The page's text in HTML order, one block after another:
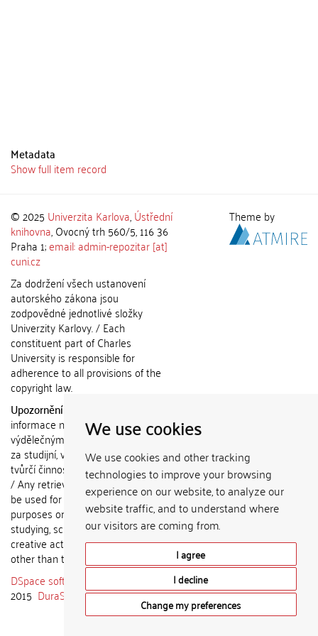
We use cookies
We use cookies and other tracking
technologies to improve your browsing
experience on our website, to analyze our
website traffic, and to understand where
our visitors are coming from.
I agree
I decline
Change my preferences
Metadata
Show full item record
© 2025 Univerzita Karlova,Ústřední
knihovna, Ovocný trh 560/5, 116 36
Praha 1;email: admin-repozitar [at]
cuni.cz
Za dodržení všech ustanovení
autorského zákona jsou
zodpovědné jednotlivé složky
Univerzity Karlovy. / Each
constituent part of Charles
University is responsible for
adherence to all provisions of the
copyright law.
Upozornění / Notice:
informace nemohou být použity k
výdělečným účelům nebo vydávány
za studijní, vědeckou nebo jinou
tvůrčí činnost jiné osoby než autora.
/ Any retrieved information shall not
be used for any commercial
purposes or claimed as results of
studying, scientific or any other
creative activities of any person
other than the author.
DSpace software
2015 DuraSpace
Theme by